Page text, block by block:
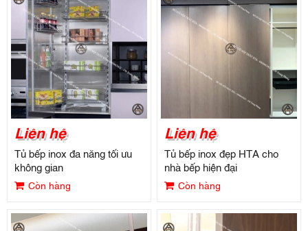
Liên hệ
Tủ bếp inox đa năng tối ưu
không gian
Còn hàng
Liên hệ
Tủ bếp inox đẹp HTA cho
nhà bếp hiện đại
Còn hàng